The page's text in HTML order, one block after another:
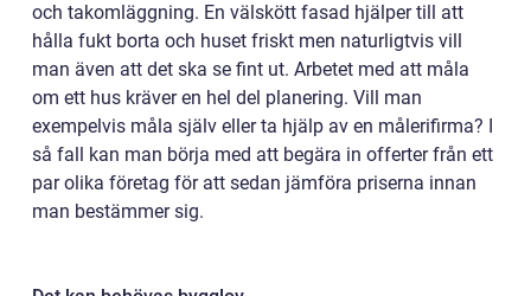
och takomläggning. En välskött fasad hjälper till att
hålla fukt borta och huset friskt men naturligtvis vill
man även att det ska se fint ut. Arbetet med att måla
om ett hus kräver en hel del planering. Vill man
exempelvis måla själv eller ta hjälp av en målerifirma? I
så fall kan man börja med att begära in offerter från ett
par olika företag för att sedan jämföra priserna innan
man bestämmer sig.